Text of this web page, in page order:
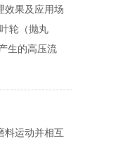
效果及应用场
轮（抛丸
生的高压流
料运动并相互